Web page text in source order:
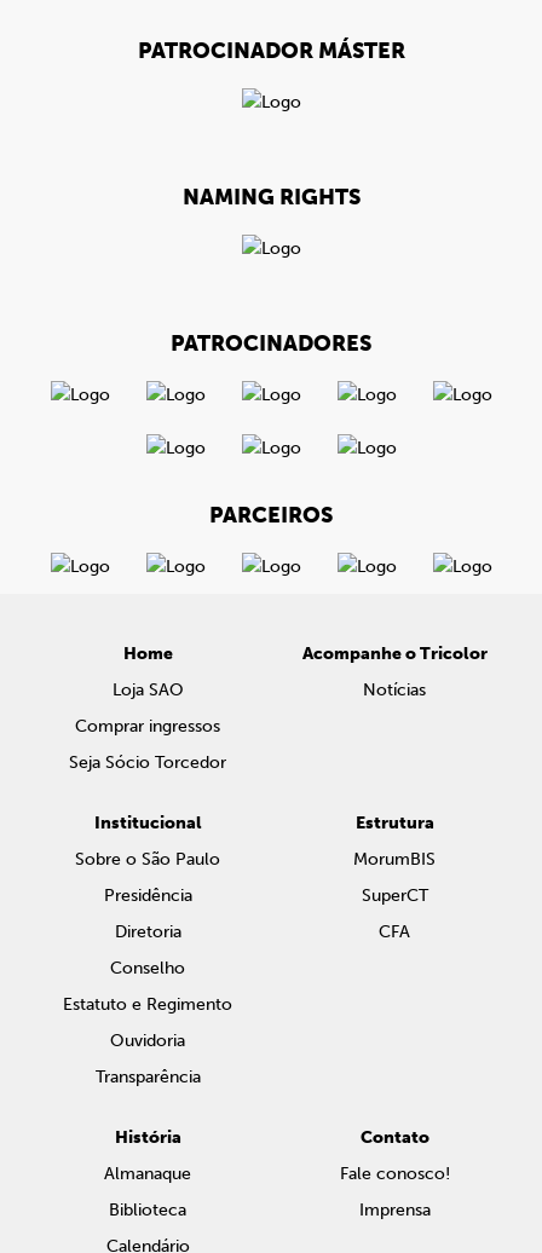
PATROCINADOR MÁSTER
NAMING RIGHTS
PATROCINADORES
PARCEIROS
Home
Loja SAO
Comprar ingressos
Seja Sócio Torcedor
Acompanhe o Tricolor
Notícias
Institucional
Sobre o São Paulo
Presidência
Diretoria
Conselho
Estatuto e Regimento
Ouvidoria
Transparência
Estrutura
MorumBIS
SuperCT
CFA
História
Almanaque
Biblioteca
Calendário
Contato
Fale conosco!
Imprensa